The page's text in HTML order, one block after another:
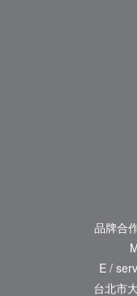
品牌合
E /
台北市